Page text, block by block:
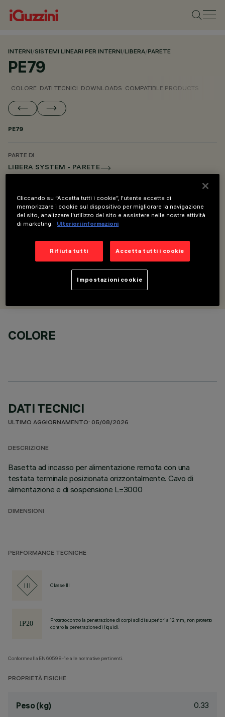
INTERNI/SISTEMI LINEARI PER INTERNI/LIBERA/PARETE
PE79
COLORE DATI TECNICI DOWNLOADS COMPATIBLE PRODUCTS
PE79
PARTE DI
LIBERA SYSTEM - PARETE
DESCRIZIONE
COLORE
DATI TECNICI
ULTIMO AGGIORNAMENTO: 05/08/2026
DESCRIZIONE
Basetta ad incasso per alimentazione remota con una
testata terminale posizionata orizzontalmente. Cavo di
alimentazione e di sospensione L=3000
DIMENSIONI
PERFORMANCE TECNICHE
Classe III
Protetto contro la penetrazione di corpi solidi superiori a 12 mm, non protetto
contro la penetrazione di liquidi.
Conforme alla EN60598-1 e alle normative pertinenti.
PROPRIETÀ FISICHE
Peso (kg) 0.33
Cliccando su “Accetta tutti i cookie”, l'utente accetta di
memorizzare i cookie sul dispositivo per migliorare la navigazione
del sito, analizzare l'utilizzo del sito e assistere nelle nostre attività
di marketing.
Ulteriori informazioni
Rifiuta tutti Accetta tutti i cookie
Impostazioni cookie